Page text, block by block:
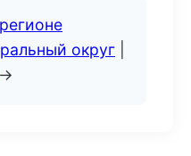
округ
→